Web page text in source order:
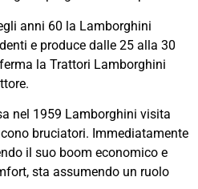
anni 60 la Lamborghini
e produce dalle 25 alla 30
la Trattori Lamborghini
nel 1959 Lamborghini visita
bruciatori. Immediatamente
il suo boom economico e
sta assumendo un ruolo